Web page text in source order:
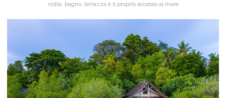
notte, bagno, terrazza e il proprio accesso al mare